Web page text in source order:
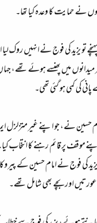
نے حمایت کا وعدہ کیا تھا۔
یزید کی فوج نے انہیں روک لیا
میں پھنسے ہوئے تھے،
کی کمی ہو گئی تھی۔
حسین نے، جو اپنے غیر
کی فوج نے امام حسین کے
اور بچے بھی شامل تھے۔